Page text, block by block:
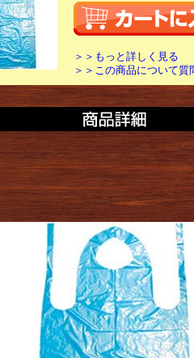
＞＞もっと詳しく見る
＞＞この商品について質